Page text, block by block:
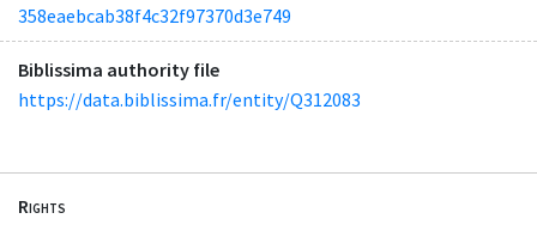
358eaebcab38f4c32f97370d3e749
Biblissima authority file
https://data.biblissima.fr/entity/Q312083
Rights